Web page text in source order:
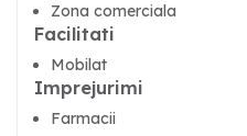
Zona comerciala
Facilitati
Mobilat
Imprejurimi
Farmacii